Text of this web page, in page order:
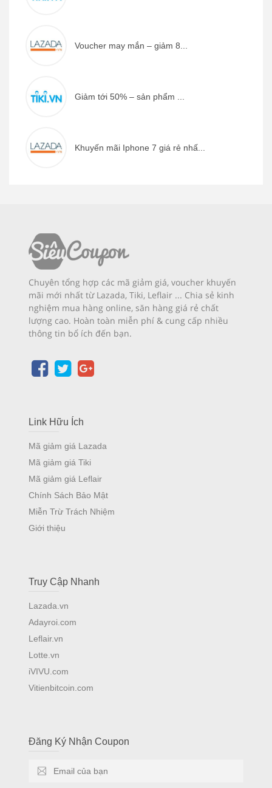
Voucher may mắn – giảm 8...
Giảm tới 50% – sản phẩm ...
Khuyến mãi Iphone 7 giá rẻ nhấ...
Chuyên tổng hợp các mã giảm giá, voucher khuyến
mãi mới nhất từ Lazada, Tiki, Leflair ... Chia sẻ kinh
nghiệm mua hàng online, săn hàng giá rẻ chất
lượng cao. Hoàn toàn miễn phí & cung cấp nhiều
thông tin bổ ích đến bạn.
Link Hữu Ích
Mã giảm giá Lazada
Mã giảm giá Tiki
Mã giảm giá Leflair
Chính Sách Bảo Mật
Miễn Trừ Trách Nhiệm
Giới thiệu
Truy Cập Nhanh
Lazada.vn
Adayroi.com
Leflair.vn
Lotte.vn
iVIVU.com
Vitienbitcoin.com
Đăng Ký Nhận Coupon